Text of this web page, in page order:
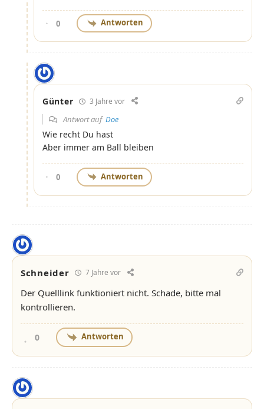
0 Antworten
Günter 3 Jahre vor
Antwort auf Doe
Wie recht Du hast
Aber immer am Ball bleiben
0 Antworten
Schneider 7 Jahre vor
Der Quelllink funktioniert nicht. Schade, bitte mal
kontrollieren.
0 Antworten